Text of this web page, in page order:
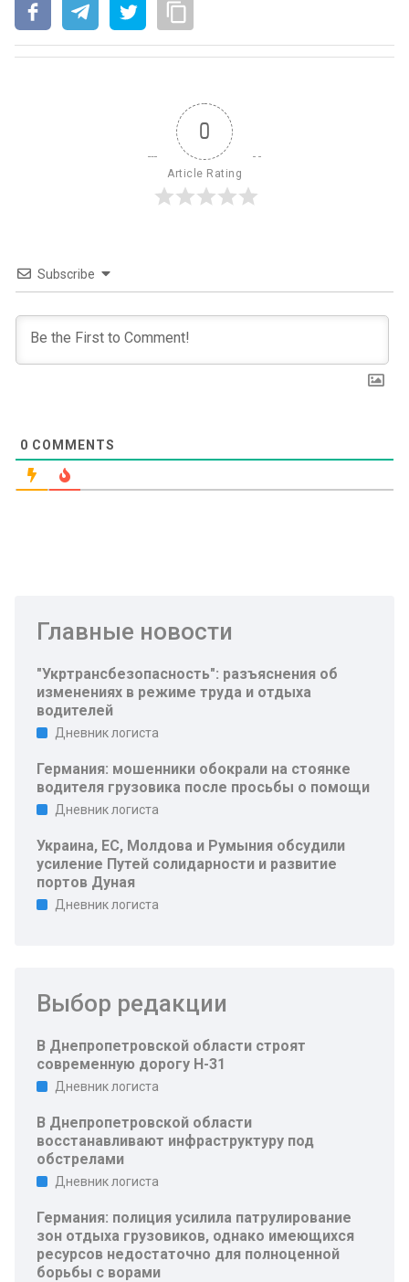
0
Article Rating
Subscribe
0 COMMENTS
Главные новости
"Укртрансбезопасность": разъяснения об
изменениях в режиме труда и отдыха
водителей
Дневник логиста
Германия: мошенники обокрали на стоянке
водителя грузовика после просьбы о помощи
Дневник логиста
Украина, ЕС, Молдова и Румыния обсудили
усиление Путей солидарности и развитие
портов Дуная
Дневник логиста
Выбор редакции
В Днепропетровской области строят
современную дорогу Н-31
Дневник логиста
В Днепропетровской области
восстанавливают инфраструктуру под
обстрелами
Дневник логиста
Германия: полиция усилила патрулирование
зон отдыха грузовиков, однако имеющихся
ресурсов недостаточно для полноценной
борьбы с ворами